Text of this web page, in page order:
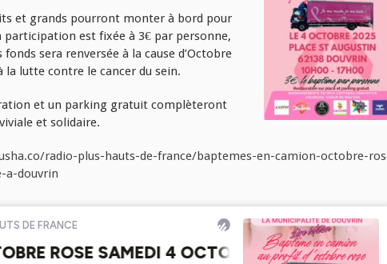
et grands pourront monter à bord pour
participation est fixée à 3€ par personne,
sera renversée à la cause d’Octobre
la lutte contre le cancer du sein.
et un parking gratuit complèteront
et solidaire.
radio-plus-hauts-de-france/baptemes-en-camion-octobre-
a-douvrin